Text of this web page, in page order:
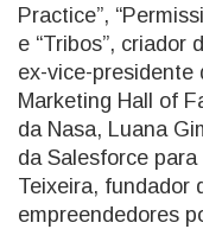
Practice”,
e “Tribos”, criador
ex-vice-presidente
Marketing Hall of
da Nasa, Luana
da Salesforce
Teixeira, fundador
empreendedores